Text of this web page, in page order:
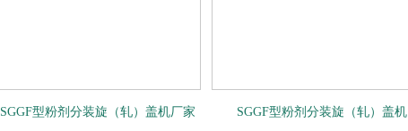
SGGF型粉剂分装旋（轧）盖机厂家 SGGF型粉剂分装旋（轧）盖机